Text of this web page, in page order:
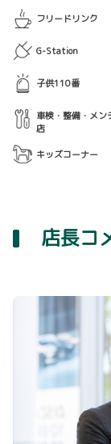
フリードリンク
G-Station
子供110番
車検・整備・メン
店
キッズコーナー
店長コ